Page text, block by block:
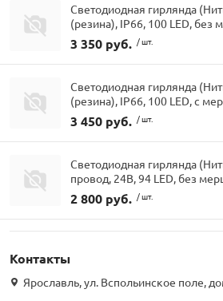
Светодиодная гирлянда
(резина), IP66, 100 LED, без
3 350 руб. / шт.
Светодиодная гирлянда
(резина), IP66, 100 LED, с
3 450 руб. / шт.
Светодиодная гирлянда
провод, 24В, 94 LED, без
2 800 руб. / шт.
Контакты
Ярославль, ул. Вспольинское поле,